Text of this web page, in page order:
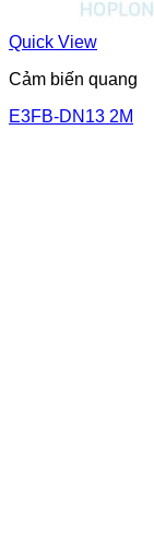
Quick View
Cảm biến quang
E3FB-DN13 2M